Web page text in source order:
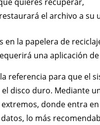
el archivo a su
en la papelera de
una aplicación
referencia para que el
disco duro. Mediante
donde entra
lo más